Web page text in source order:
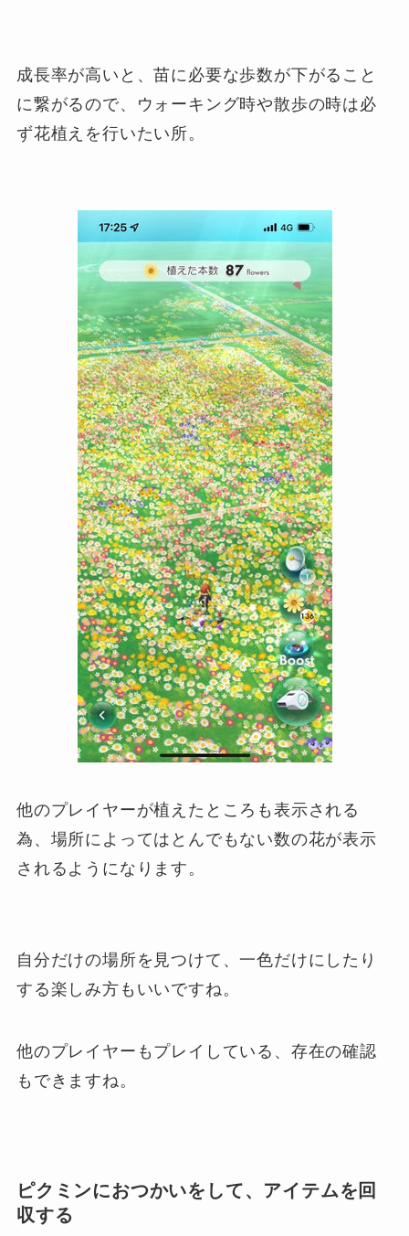
成長率が高いと、苗に必要な歩数が下がること
に繋がるので、ウォーキング時や散歩の時は必
ず花植えを行いたい所。
他のプレイヤーが植えたところも表示される
為、場所によってはとんでもない数の花が表示
されるようになります。
自分だけの場所を見つけて、一色だけにしたり
する楽しみ方もいいですね。
他のプレイヤーもプレイしている、存在の確認
もできますね。
ピクミンにおつかいをして、アイテムを回
収する